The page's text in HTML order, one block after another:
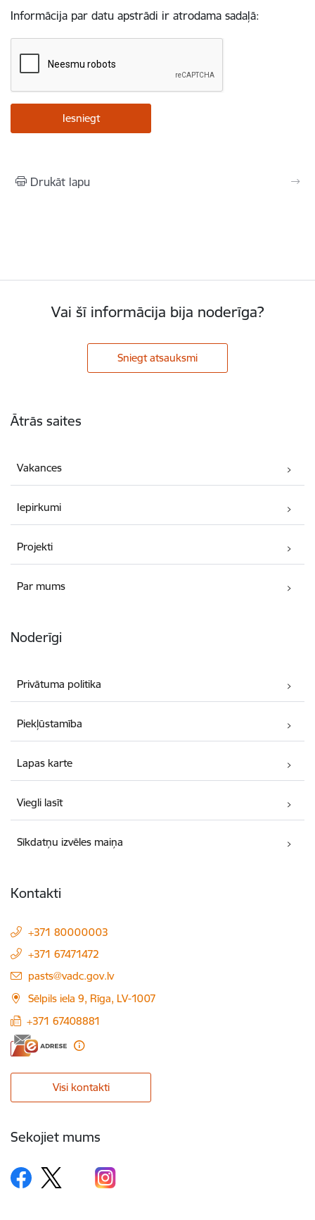
Informācija par datu apstrādi ir atrodama sadaļā:
Drukāt lapu
Vai šī informācija bija noderīga?
Sniegt atsauksmi
Ātrās saites
Vakances
Iepirkumi
Projekti
Par mums
Noderīgi
Privātuma politika
Piekļūstamība
Lapas karte
Viegli lasīt
Sīkdatņu izvēles maiņa
Kontakti
+371 80000003
+371 67471472
E-pasts:
pasts@vadc.gov.lv
Sēlpils iela 9, Rīga, LV-1007
+371 67408881
Visi kontakti
Sekojiet mums